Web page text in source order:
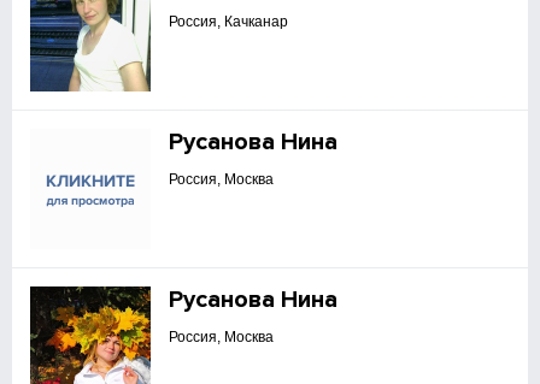
Россия, Качканар
Русанова Нина
Россия, Москва
Русанова Нина
Россия, Москва